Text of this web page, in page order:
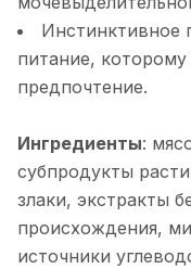
Инстинктивное
питание,
предпочтение.
Ингредиенты:
субпродукты
злаки, экстракты
происхождения,
источники